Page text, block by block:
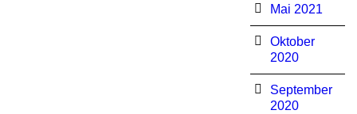
Mai 2021
Oktober
2020
September
2020